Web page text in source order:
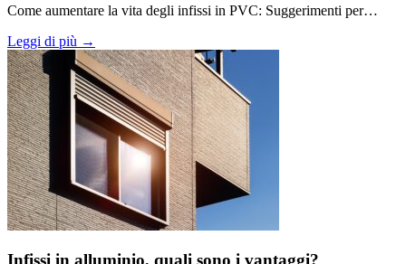
Come aumentare la vita degli infissi in PVC: Suggerimenti per…
Leggi di più →